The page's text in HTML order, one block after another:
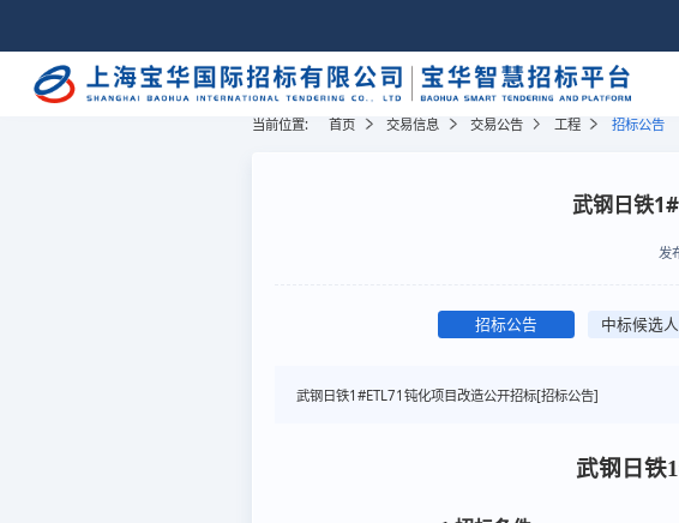
当前位置: 首页 交易信息 交易公告 工程 招标公告
武钢日铁
发
招标公告 中标候选
武钢日铁1#ETL71钝化项目改造公开招标[招标公告]
武钢日铁